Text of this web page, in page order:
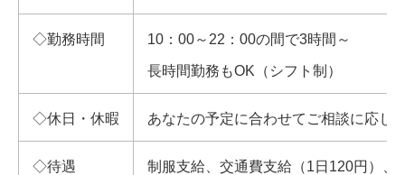
◇勤務時間 10：00～22：00の間で3時間～
長時間勤務もOK（シフト制）
◇休日・休暇 あなたの予定に合わせてご相談に応じ
◇待遇 制服支給、交通費支給（1日120円）、